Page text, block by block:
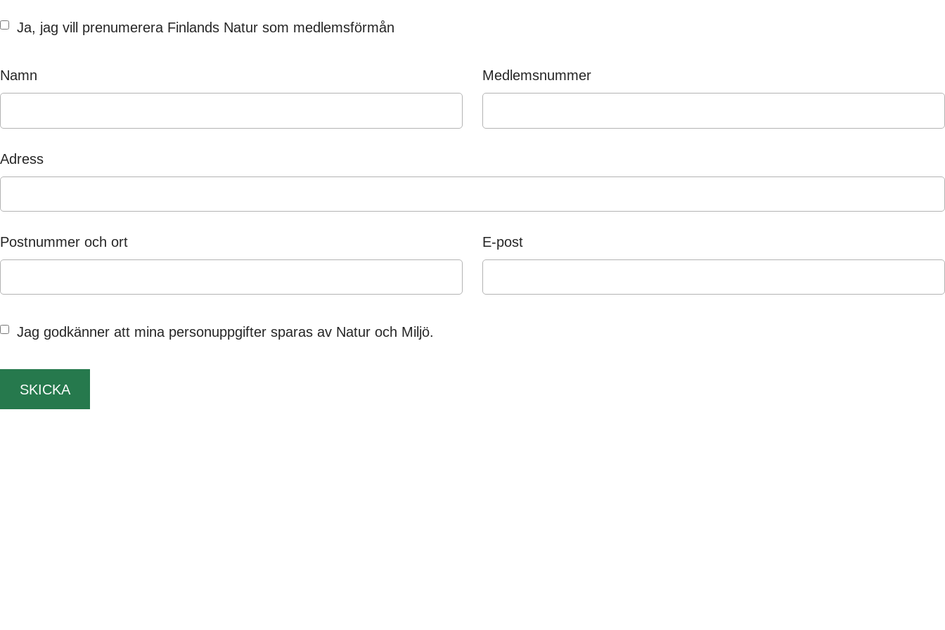
Ja, jag vill prenumerera Finlands Natur som medlemsförmån
Namn Medlemsnummer
Adress
Postnummer och ort E-post
Jag godkänner att mina personuppgifter sparas av Natur och Miljö.
SKICKA